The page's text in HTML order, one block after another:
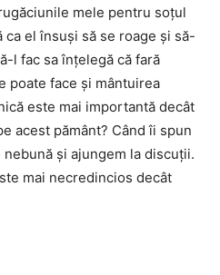
mele pentru soțul
ca el însuși să se roage și să-
l fac sa înțelegă că fară
poate face și mântuirea
este mai importantă decât
acest pământ? Când îi spun
și ajungem la discuții.
mai necredincios decât